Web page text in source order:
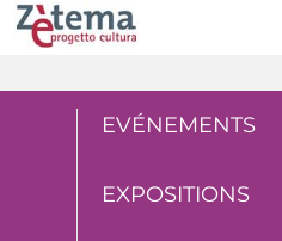
EVÉNEMENTS
EXPOSITIONS